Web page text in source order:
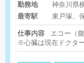
勤務地
神奈川県
最寄駅
東戸塚、
仕事内容
エコー（
※心臓は現在ドクタ